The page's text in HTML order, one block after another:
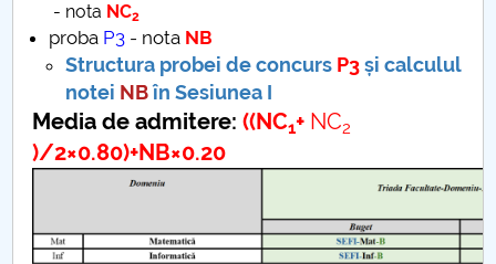
- nota NC2
proba P3 - nota NB
Structura probei de concurs P3și calculul
notei NBîn Sesiunea I
Media de admitere:((NC1+ NC2
)/2×0.80)+NB×0.20